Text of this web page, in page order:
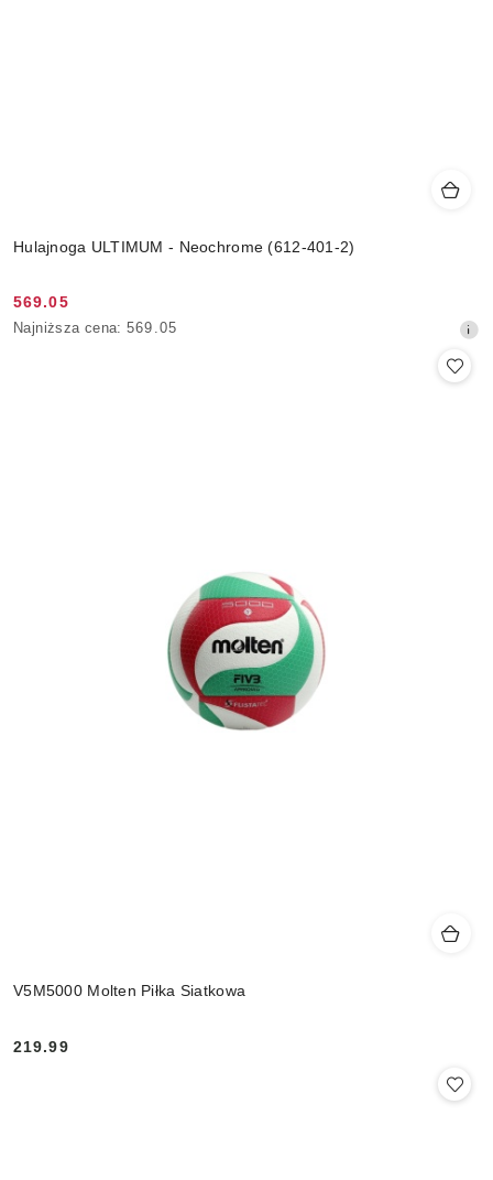
Hulajnoga ULTIMUM - Neochrome (612-401-2)
Cena
promocyjna:
569.05
Najniższa
Najniższa cena: 569.05
V5M5000 Molten Piłka Siatkowa
Cena:
219.99